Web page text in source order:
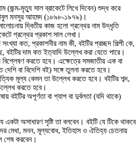
(জন্ম-মৃত্যু সাল ব্রাকেটে লিখে দিবেন) শুদ্ধ করে
মনসুর আহমদ (১৮৯৮-১৯৭৯)।
দ্বিতীয় কাজ হলো গ্রন্থের নাম উদ্ধৃতি
গ্রন্থের প্রকাশ সাল লেখা।
সংখ্যা কত, প্রকাশনীর নাম কী, বইটির প্রচ্ছদ শিল্পী কে,
বইটির দাম কত ইত্যাদি উল্লেখ করা যেতে পারে।
বিশ্লেষণ করতে হবে। এক্ষেত্রে সমজাতীয় এক বা
দেশি বা বিদেশি বই) সঙ্গে তুলনা করতে হবে।
মূল্য কেমন তা উল্লেখ করতে হবে। বইটির শব্দ,
করতে হবে।
বইটির অপূর্ণতা বা গ্যাপ বা দুর্বলতা (যদি থাকে)
একটা অসাধারণ সৃষ্টি তা বলবেন। বইটি যে টিকে থাকবে
মেধা, মনন, মূল্যবোধ, ইতিহাস ও ঐতিহ্য চেতনায়
শেষ করবেন।